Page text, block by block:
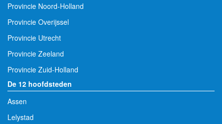
Provincie Noord-Holland
Provincie Overijssel
Provincie Utrecht
Provincie Zeeland
Provincie Zuid-Holland
De 12 hoofdsteden
Assen
Lelystad